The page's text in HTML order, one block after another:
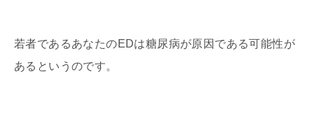
若者であるあなたのEDは糖尿病が原因である可能性が
あるというのです。